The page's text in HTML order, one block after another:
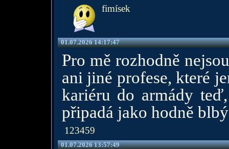
fimísek
01.07.2026 14:17:47
Pro mě rozhodně
ani jiné profese, které
kariéru do armády
připadá jako hodně
123459
01.07.2026 13:57:49